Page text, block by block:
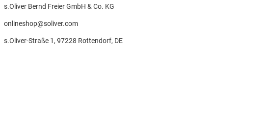
s.Oliver Bernd Freier GmbH & Co. KG
onlineshop@soliver.com
s.Oliver-Straße 1, 97228 Rottendorf, DE